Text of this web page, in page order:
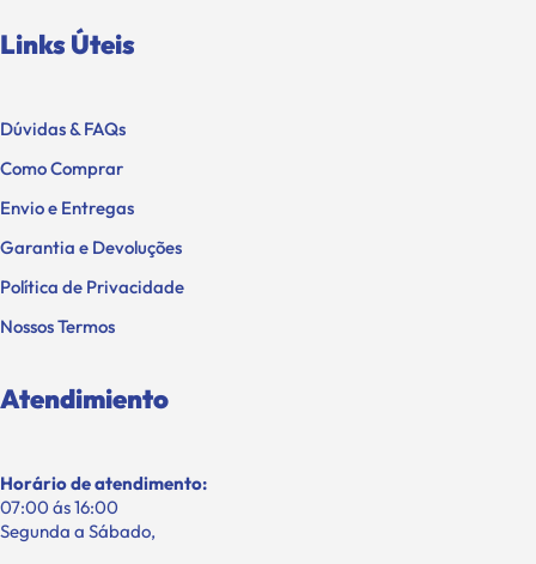
Links Úteis
Dúvidas & FAQs
Como Comprar
Envio e Entregas
Garantia e Devoluções
Política de Privacidade
Nossos Termos
Atendimiento
Horário de atendimento:
07:00 ás 16:00
Segunda a Sábado,